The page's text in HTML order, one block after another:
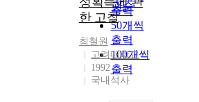
관순
출력
50개씩
출력
100개씩
출력
한 고찰
최철원
고려대학교
1992
국내석사